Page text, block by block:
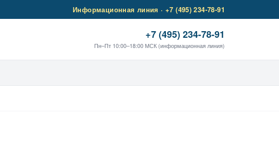
Информационная линия · +7 (495) 234-78-91
+7 (495) 234-78-91
Пн–Пт 10:00–18:00 МСК (информационная линия)